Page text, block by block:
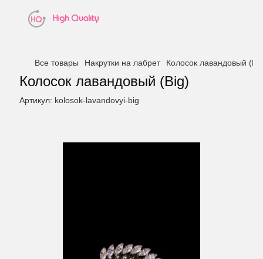
Все товары Накрутки на лабрет Колосок лавандовый
Колосок лавандовый (Big)
Артикул: kolosok-lavandovyi-big